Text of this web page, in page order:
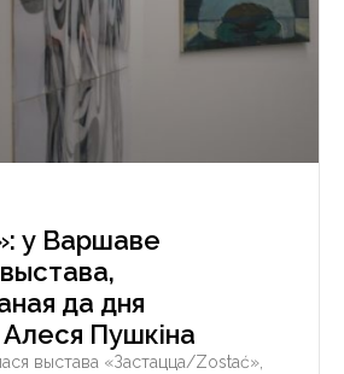
у Варшаве
да дня
Алеся Пушкіна
выстава «Застацца/Zostać»,